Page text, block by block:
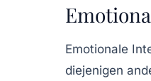
Emotionale
diejenigen